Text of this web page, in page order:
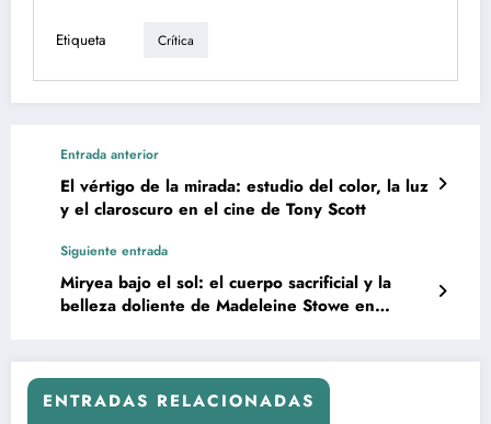
Etiqueta Crítica
Entrada anterior
El vértigo de la mirada: estudio del color, la luz
y el claroscuro en el cine de Tony Scott
Siguiente entrada
Miryea bajo el sol: el cuerpo sacrificial y la
belleza doliente de Madeleine Stowe en
ENTRADAS RELACIONADAS